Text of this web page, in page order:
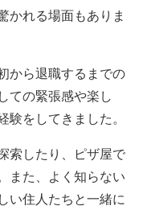
かれる場面もありま
から退職するまでの
ての緊張感や楽し
験をしてきました。
索したり、ピザ屋で
また、よく知らない
い住人たちと一緒に